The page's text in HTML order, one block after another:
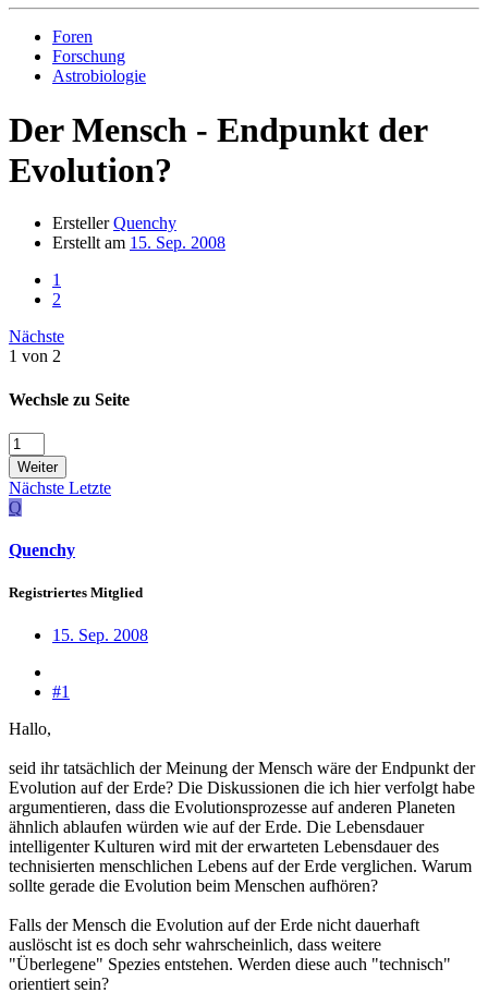
Foren
Forschung
Astrobiologie
Der Mensch - Endpunkt der
Evolution?
Ersteller Quenchy
Erstellt am 15. Sep. 2008
1
2
Nächste
1 von 2
Wechsle zu Seite
Weiter
Nächste Letzte
Q
Quenchy
Registriertes Mitglied
15. Sep. 2008
#1
Hallo,
seid ihr tatsächlich der Meinung der Mensch wäre der Endpunkt der
Evolution auf der Erde? Die Diskussionen die ich hier verfolgt habe
argumentieren, dass die Evolutionsprozesse auf anderen Planeten
ähnlich ablaufen würden wie auf der Erde. Die Lebensdauer
intelligenter Kulturen wird mit der erwarteten Lebensdauer des
technisierten menschlichen Lebens auf der Erde verglichen. Warum
sollte gerade die Evolution beim Menschen aufhören?
Falls der Mensch die Evolution auf der Erde nicht dauerhaft
auslöscht ist es doch sehr wahrscheinlich, dass weitere
"Überlegene" Spezies entstehen. Werden diese auch "technisch"
orientiert sein?